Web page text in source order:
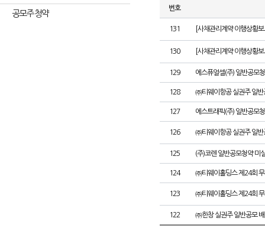
공모주 청약
번호
131 [사채관리계약 이행상황
130 [사채관리계약 이행상황
129 에스퓨얼셀(주) 일반공모
128 ㈜티웨이항공 실권주 일반
127 에스트래픽(주) 일반공모
126 ㈜티웨이항공 실권주 일반
125 (주)코렌 일반공모청약 미
124 ㈜티웨이홀딩스 제24회
123 ㈜티웨이홀딩스 제24회
122 ㈜한창 실권주 일반공모